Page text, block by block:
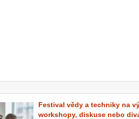
Festival vědy a techniky na
workshopy, diskuse nebo